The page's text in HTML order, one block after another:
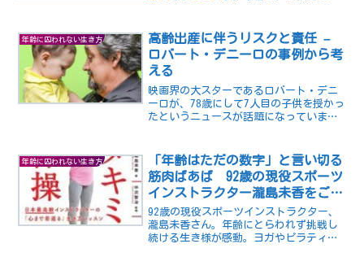
あると言われています。では、具体的に
どんなメリットがあるので...
年齢に囚われない生き方
高齢出産に伴うリスクと責任 –
ロバート・デニーロの事例から考
える
映画界の大スターであるロバート・デニ
ーロが、78歳にして7人目の子供を授かっ
たというニュースが話題になっていま
もうけた後、代理母を利用して5人目と6
人目の子供を得...
年齢に囚われない生き方
「年齢はただの数字」と言い切る
筋肉ばあば 92歳の現役スポーツ
インストラクター瀧島未香をご紹
介
92歳の現役スポーツインストラクター、
瀧島未香さん。年齢にとらわれず挑戦し
続ける生き様が感動。ヨガやピラティス